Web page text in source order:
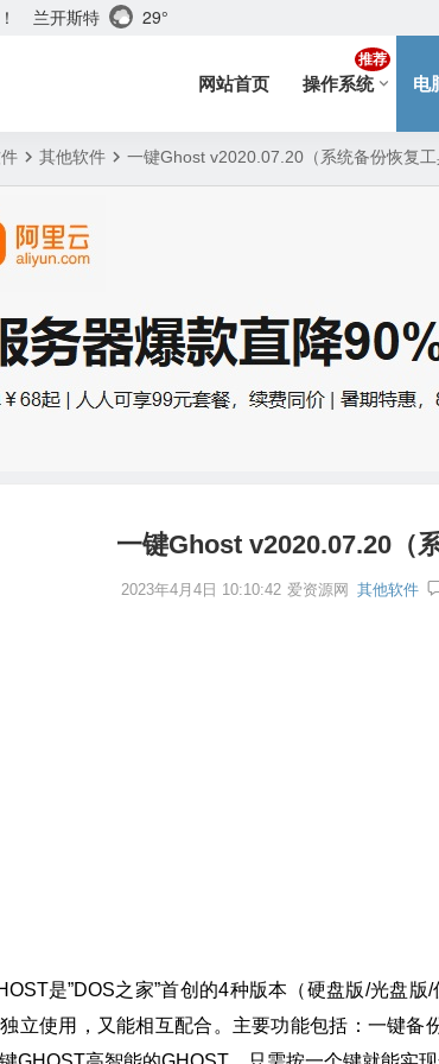
兰开斯特 29°
网站首页 操作系统
推荐
电
其他软件 一键Ghost v2020.07.20（系统备份恢复工
一键Ghost v2020.07.20（
2023年4月4日 10:10:42 爱资源网 其他软件
是”DOS之家”首创的4种版本（硬盘版/光盘
立使用，又能相互配合。主要功能包括：一键备